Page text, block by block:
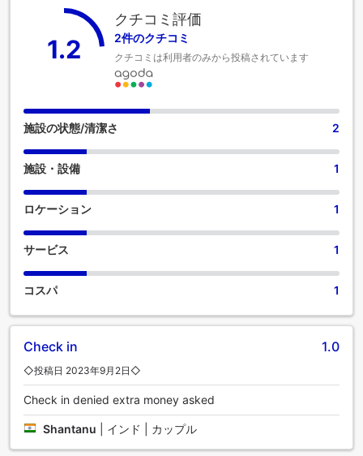
なすべての便利な設備が整っております。一部の客室にはエ
アコンやリネンのサービスが備わっておりますので、快適な
ご滞在をお楽しみください。 一部の客室には、ビデオストリ
ーミング、日刊紙またはテレビが備え付けられており、ゲス
トを楽しませてくれるでしょう。 一部の客室のバスルームに
は、バスローブ、タオル、ヘアドライヤーなどのバスルーム
アメニティが用意されており、快適な滞在をお約束します。
当宿泊施設のエンターテイメント施設で過ごす夜は、旅仲間
りたいですか？敷地内に調理設備があれば、きっとご満足い
ただけることでしょう。
1.2
クチコミ評価
2件のクチコミ
クチコミは利用者のみから投稿されています
施設の状態/清潔さ 2
施設・設備 1
ロケーション 1
サービス 1
コスパ 1
Check in 1.0
◇投稿日 2023年9月2日◇
Check in denied extra money asked
Shantanu インド | カップル